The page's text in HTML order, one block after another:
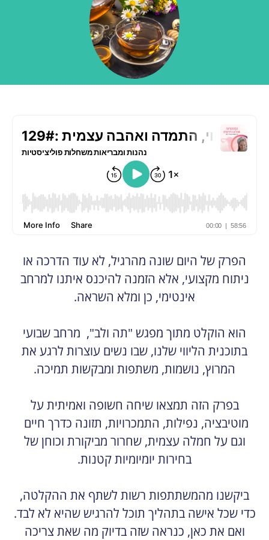
הפרק של היום שונה מהרגיל, לא עוד הדרכה או
ניתוח מקצועי, אלא הזמנה להיכנס איתנו למרחב
אינטימי, כן ומלא השראה.
הוא הוקלט מתוך מפגש "תה ולב", מרחב שבועי
בתוכנית הליווי שלנו, שבו נשים עוצרות לרגע את
המרוץ, נושמות, משתפות ומבקשות תמיכה.
בפרק הזה תמצאו שיחה חשופה ואמיתית על
מוטיבציה, נפילות, התמכרויות, תזונה כדרך חיים
וגם על חמלה עצמית, שחרור מביקורת וכוחן של
בחירות יומיומיות קטנות.
ביקשנו מהמשתתפות רשות לשתף את ההקלטה,
כדי שכל אישה בתהליך תוכל להרגיש שהיא לא לבד.
ואם את כאן, כנראה שזה בדיוק מה שאת צריכה